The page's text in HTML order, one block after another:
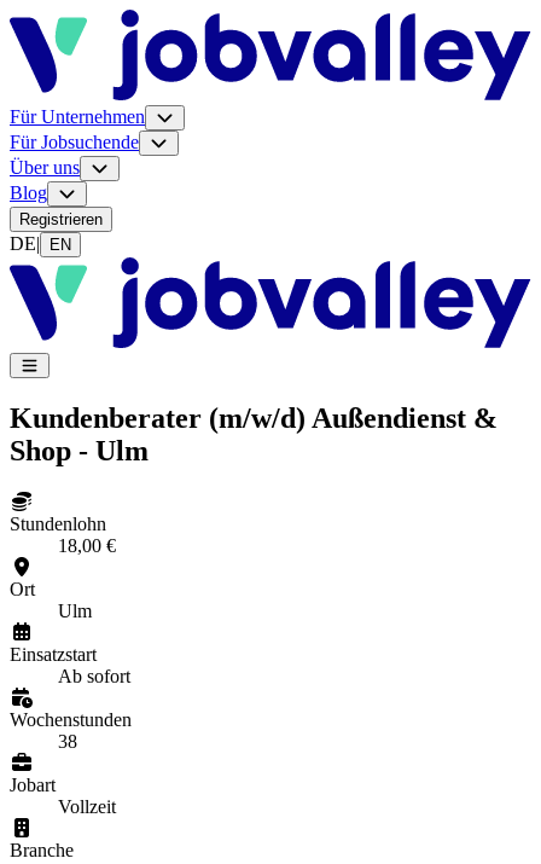
Für Unternehmen
Für Jobsuchende
Über uns
Blog
Registrieren
DE| EN
Kundenberater (m/w/d) Außendienst &
Shop - Ulm
Stundenlohn
18,00 €
Ort
Ulm
Einsatzstart
Ab sofort
Wochenstunden
38
Jobart
Vollzeit
Branche